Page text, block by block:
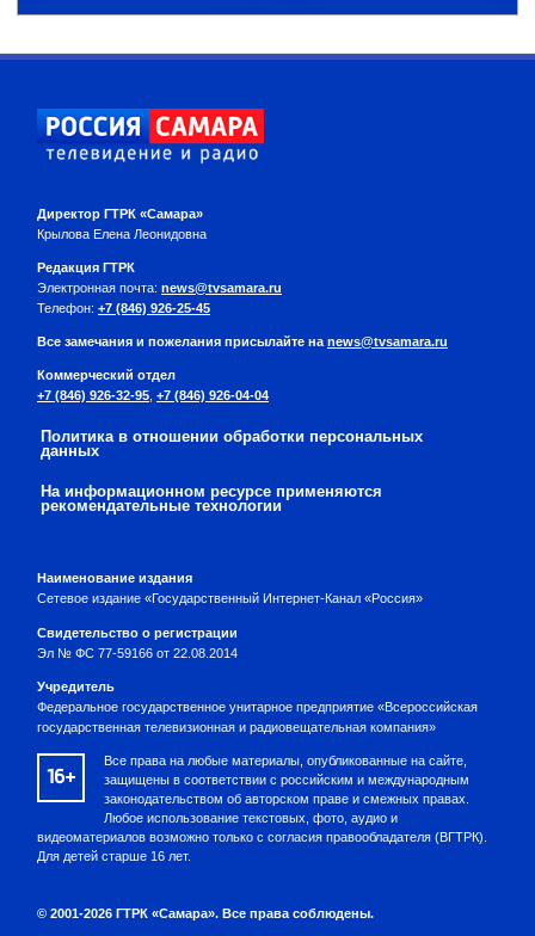
Директор ГТРК «Самара»
Крылова Елена Леонидовна
Редакция ГТРК
Электронная почта: news@tvsamara.ru
Телефон: +7 (846) 926-25-45
Все замечания и пожелания присылайте на news@tvsamara.ru
Коммерческий отдел
+7 (846) 926-32-95 +7 (846) 926-04-04
Политика в отношении обработки персональных
данных
На информационном ресурсе применяются
рекомендательные технологии
Наименование издания
Сетевое издание «Государственный Интернет-Канал «Россия»
Свидетельство о регистрации
Эл № ФС 77-59166 от 22.08.2014
Учредитель
Федеральное государственное унитарное предприятие «Всероссийская
государственная телевизионная и радиовещательная компания»
16+
Все права на любые материалы, опубликованные на сайте,
защищены в соответствии с российским и международным
законодательством об авторском праве и смежных правах.
Любое использование текстовых, фото, аудио и
видеоматериалов возможно только с согласия правообладателя (ВГТРК).
Для детей старше 16 лет.
© 2001-2026 ГТРК «Самара». Все права соблюдены.